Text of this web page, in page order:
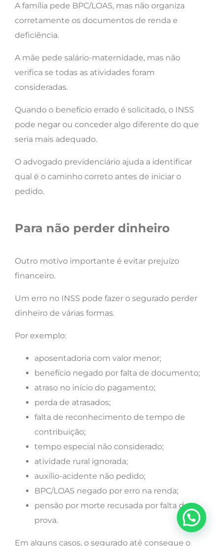
A família pede BPC/LOAS, mas não organiza
corretamente os documentos de renda e
deficiência.
A mãe pede salário-maternidade, mas não
verifica se todas as atividades foram
consideradas.
Quando o benefício errado é solicitado, o INSS
pode negar ou conceder algo diferente do que
seria mais adequado.
O advogado previdenciário ajuda a identificar
qual é o caminho correto antes de iniciar o
pedido.
Para não perder dinheiro
Outro motivo importante é evitar prejuízo
financeiro.
Um erro no INSS pode fazer o segurado perder
dinheiro de várias formas.
Por exemplo:
aposentadoria com valor menor;
benefício negado por falta de documento;
atraso no início do pagamento;
perda de atrasados;
falta de reconhecimento de tempo de
contribuição;
tempo especial não considerado;
atividade rural ignorada;
auxílio-acidente não pedido;
BPC/LOAS negado por erro na renda;
pensão por morte recusada por falta de
prova.
Em alguns casos, o segurado até consegue o